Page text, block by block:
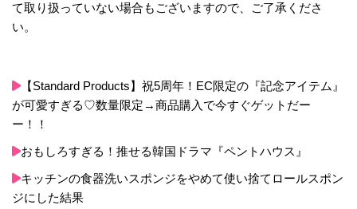
て取り扱っていない場合もございますので、ご了承くださ
い。
【Standard Products】祝5周年！EC限定の『記念アイテム』
が可愛すぎる♡数量限定→商品購入で今すぐゲットだー
ー！！
おもしろすぎる！推せる韓国ドラマ『ペントハウス』
キッチンの食器洗いスポンジをやめて使い捨てロールスポン
ジにした結果